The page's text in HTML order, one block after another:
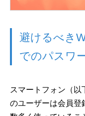
避けるべき
でのパスワ
スマートフォン（
のユーザーは会員登